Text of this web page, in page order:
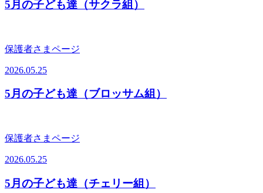
5月の子ども達（サクラ組）
保護者さまページ
2026.05.25
5月の子ども達（ブロッサム組）
保護者さまページ
2026.05.25
5月の子ども達（チェリー組）